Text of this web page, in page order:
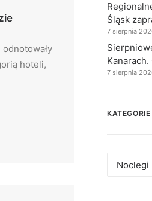
hoteli,
Śląsk
7 sierpnia
7 sierpnia
Kategorie